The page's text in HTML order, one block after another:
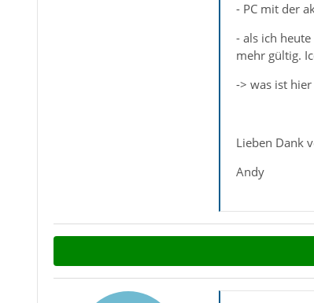
- PC mit der
- als ich
mehr gültig.
-> was ist
Lieben Dank
Andy